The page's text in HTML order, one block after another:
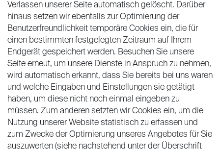
Verlassen unserer Seite automatisch gelöscht. Darüber
hinaus setzen wir ebenfalls zur Optimierung der
Benutzerfreundlichkeit temporäre Cookies ein, die für
einen bestimmten festgelegten Zeitraum auf Ihrem
Endgerät gespeichert werden. Besuchen Sie unsere
Seite erneut, um unsere Dienste in Anspruch zu nehmen,
wird automatisch erkannt, dass Sie bereits bei uns waren
und welche Eingaben und Einstellungen sie getätigt
haben, um diese nicht noch einmal eingeben zu
müssen. Zum anderen setzten wir Cookies ein, um die
Nutzung unserer Website statistisch zu erfassen und
zum Zwecke der Optimierung unseres Angebotes für Sie
auszuwerten (siehe nachstehend unter der Überschrift